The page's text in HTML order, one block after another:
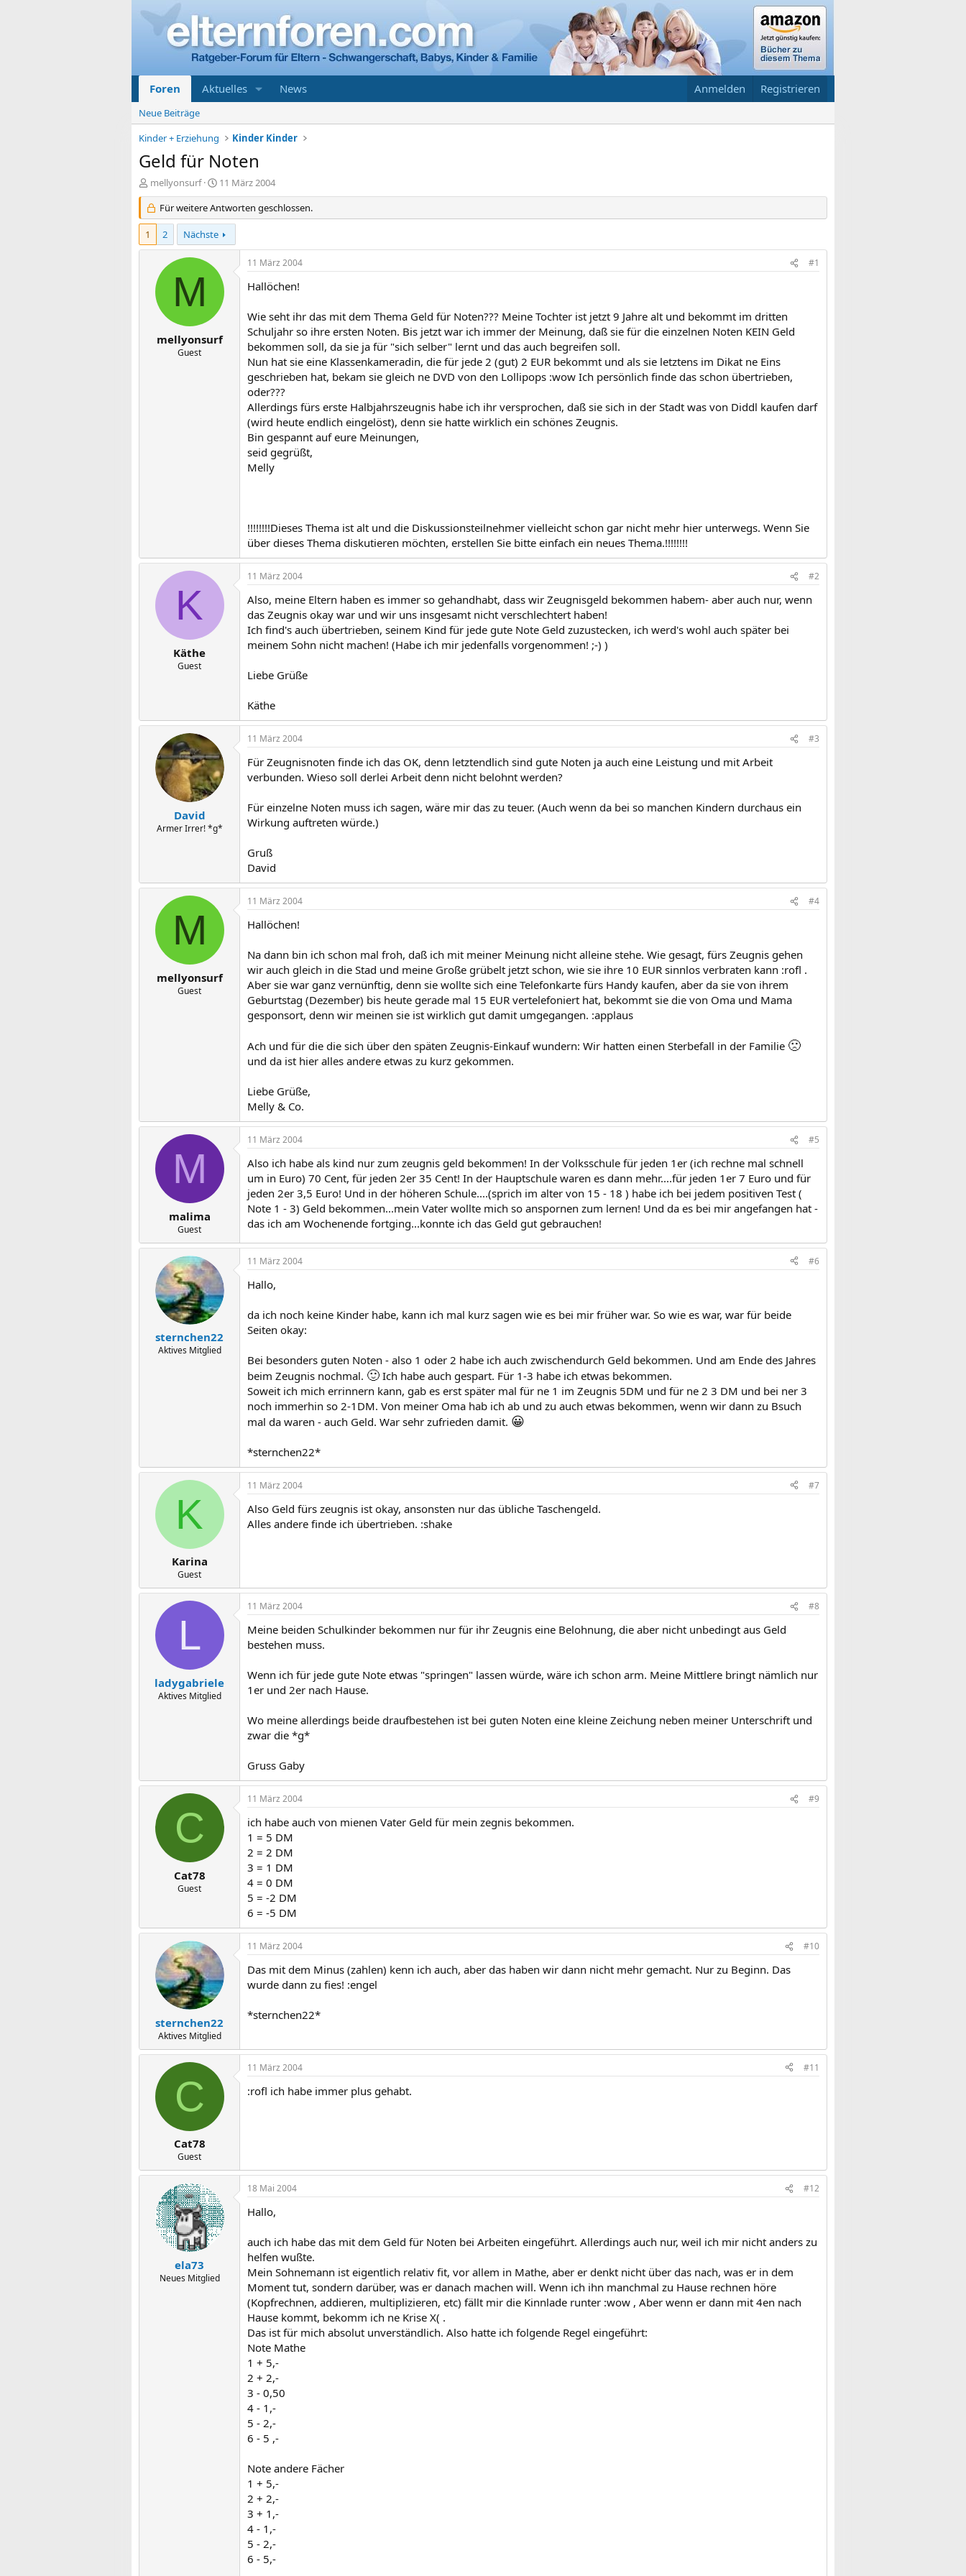
Foren Aktuelles News Anmelden Registrieren
Neue Beiträge
Kinder + Erziehung
Kinder Kinder
Geld für Noten
E
r
s
t
l
mellyonsurf
E
r
s
t
e
l
t
a
m
11 März 2004
Für weitere Antworten geschlossen.
1 2 Nächste
M
mellyonsurf
Guest
11 März 2004 #1
Hallöchen!
Wie seht ihr das mit dem Thema Geld für Noten??? Meine Tochter ist jetzt 9 Jahre alt und bekommt im dritten
Schuljahr so ihre ersten Noten. Bis jetzt war ich immer der Meinung, daß sie für die einzelnen Noten KEIN Geld
bekommen soll, da sie ja für "sich selber" lernt und das auch begreifen soll.
Nun hat sie eine Klassenkameradin, die für jede 2 (gut) 2 EUR bekommt und als sie letztens im Dikat ne Eins
geschrieben hat, bekam sie gleich ne DVD von den Lollipops :wow Ich persönlich finde das schon übertrieben,
oder???
Allerdings fürs erste Halbjahrszeugnis habe ich ihr versprochen, daß sie sich in der Stadt was von Diddl kaufen darf
(wird heute endlich eingelöst), denn sie hatte wirklich ein schönes Zeugnis.
Bin gespannt auf eure Meinungen,
seid gegrüßt,
Melly
!!!!!!!!Dieses Thema ist alt und die Diskussionsteilnehmer vielleicht schon gar nicht mehr hier unterwegs. Wenn Sie
über dieses Thema diskutieren möchten, erstellen Sie bitte einfach ein neues Thema.!!!!!!!!
K
Käthe
Guest
11 März 2004 #2
Also, meine Eltern haben es immer so gehandhabt, dass wir Zeugnisgeld bekommen habem- aber auch nur, wenn
das Zeugnis okay war und wir uns insgesamt nicht verschlechtert haben!
Ich find's auch übertrieben, seinem Kind für jede gute Note Geld zuzustecken, ich werd's wohl auch später bei
meinem Sohn nicht machen! (Habe ich mir jedenfalls vorgenommen! ;-) )
Liebe Grüße
Käthe
David
Armer Irrer! *g*
11 März 2004 #3
Für Zeugnisnoten finde ich das OK, denn letztendlich sind gute Noten ja auch eine Leistung und mit Arbeit
verbunden. Wieso soll derlei Arbeit denn nicht belohnt werden?
Für einzelne Noten muss ich sagen, wäre mir das zu teuer. (Auch wenn da bei so manchen Kindern durchaus ein
Wirkung auftreten würde.)
Gruß
David
M
mellyonsurf
Guest
11 März 2004 #4
Hallöchen!
Na dann bin ich schon mal froh, daß ich mit meiner Meinung nicht alleine stehe. Wie gesagt, fürs Zeugnis gehen
wir auch gleich in die Stad und meine Große grübelt jetzt schon, wie sie ihre 10 EUR sinnlos verbraten kann :rofl .
Aber sie war ganz vernünftig, denn sie wollte sich eine Telefonkarte fürs Handy kaufen, aber da sie von ihrem
Geburtstag (Dezember) bis heute gerade mal 15 EUR vertelefoniert hat, bekommt sie die von Oma und Mama
gesponsort, denn wir meinen sie ist wirklich gut damit umgegangen. :applaus
Ach und für die die sich über den späten Zeugnis-Einkauf wundern: Wir hatten einen Sterbefall in der Familie 🙁
und da ist hier alles andere etwas zu kurz gekommen.
Liebe Grüße,
Melly & Co.
M
malima
Guest
11 März 2004 #5
Also ich habe als kind nur zum zeugnis geld bekommen! In der Volksschule für jeden 1er (ich rechne mal schnell
um in Euro) 70 Cent, für jeden 2er 35 Cent! In der Hauptschule waren es dann mehr....für jeden 1er 7 Euro und für
jeden 2er 3,5 Euro! Und in der höheren Schule....(sprich im alter von 15 - 18 ) habe ich bei jedem positiven Test (
Note 1 - 3) Geld bekommen...mein Vater wollte mich so anspornen zum lernen! Und da es bei mir angefangen hat -
das ich am Wochenende fortging...konnte ich das Geld gut gebrauchen!
sternchen22
Aktives Mitglied
11 März 2004 #6
Hallo,
da ich noch keine Kinder habe, kann ich mal kurz sagen wie es bei mir früher war. So wie es war, war für beide
Seiten okay:
Bei besonders guten Noten - also 1 oder 2 habe ich auch zwischendurch Geld bekommen. Und am Ende des Jahres
beim Zeugnis nochmal. 🙂 Ich habe auch gespart. Für 1-3 habe ich etwas bekommen.
Soweit ich mich errinnern kann, gab es erst später mal für ne 1 im Zeugnis 5DM und für ne 2 3 DM und bei ner 3
noch immerhin so 2-1DM. Von meiner Oma hab ich ab und zu auch etwas bekommen, wenn wir dann zu Bsuch
mal da waren - auch Geld. War sehr zufrieden damit. 😀
*sternchen22*
K
Karina
Guest
11 März 2004 #7
Also Geld fürs zeugnis ist okay, ansonsten nur das übliche Taschengeld.
Alles andere finde ich übertrieben. :shake
L
ladygabriele
Aktives Mitglied
11 März 2004 #8
Meine beiden Schulkinder bekommen nur für ihr Zeugnis eine Belohnung, die aber nicht unbedingt aus Geld
bestehen muss.
Wenn ich für jede gute Note etwas "springen" lassen würde, wäre ich schon arm. Meine Mittlere bringt nämlich nur
1er und 2er nach Hause.
Wo meine allerdings beide draufbestehen ist bei guten Noten eine kleine Zeichung neben meiner Unterschrift und
zwar die *g*
Gruss Gaby
C
Cat78
Guest
11 März 2004 #9
ich habe auch von mienen Vater Geld für mein zegnis bekommen.
1 = 5 DM
2 = 2 DM
3 = 1 DM
4 = 0 DM
5 = -2 DM
6 = -5 DM
sternchen22
Aktives Mitglied
11 März 2004 #10
Das mit dem Minus (zahlen) kenn ich auch, aber das haben wir dann nicht mehr gemacht. Nur zu Beginn. Das
wurde dann zu fies! :engel
*sternchen22*
C
Cat78
Guest
11 März 2004 #11
:rofl ich habe immer plus gehabt.
ela73
Neues Mitglied
18 Mai 2004 #12
Hallo,
auch ich habe das mit dem Geld für Noten bei Arbeiten eingeführt. Allerdings auch nur, weil ich mir nicht anders zu
helfen wußte.
Mein Sohnemann ist eigentlich relativ fit, vor allem in Mathe, aber er denkt nicht über das nach, was er in dem
Moment tut, sondern darüber, was er danach machen will. Wenn ich ihn manchmal zu Hause rechnen höre
(Kopfrechnen, addieren, multiplizieren, etc) fällt mir die Kinnlade runter :wow , Aber wenn er dann mit 4en nach
Hause kommt, bekomm ich ne Krise X( .
Das ist für mich absolut unverständlich. Also hatte ich folgende Regel eingeführt:
Note Mathe
1 + 5,-
2 + 2,-
3 - 0,50
4 - 1,-
5 - 2,-
6 - 5 ,-
Note andere Fächer
1 + 5,-
2 + 2,-
3 + 1,-
4 - 1,-
5 - 2,-
6 - 5,-